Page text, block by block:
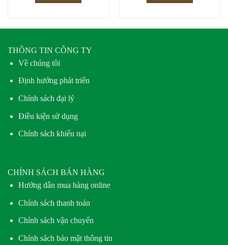
THÔNG TIN CÔNG TY
Về chúng tôi
Định hướng phát triển
Chính sách đại lý
Điều kiện sử dụng
Chính sách khiếu nại
CHÍNH SÁCH BÁN HÀNG
Hướng dẫn mua hàng online
Chính sách thanh toán
Chính sách vận chuyển
Chính sách bảo mật thông tin